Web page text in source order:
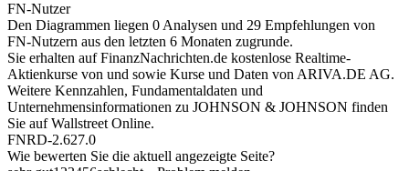
FN-Nutzer
Den Diagrammen liegen 0 Analysen und 29 Empfehlungen von
FN-Nutzern aus den letzten 6 Monaten zugrunde.
Sie erhalten auf FinanzNachrichten.de kostenlose Realtime-
Aktienkurse von und sowie Kurse und Daten von ARIVA.DE AG.
Weitere Kennzahlen, Fundamentaldaten und
Unternehmensinformationen zu JOHNSON & JOHNSON finden
Sie aufWallstreet Online.
FNRD-2.627.0
Wie bewerten Sie die aktuell angezeigte Seite?